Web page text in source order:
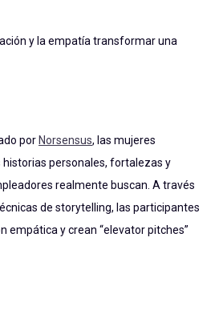
y la empatía transformar una
por Norsensus, las mujeres
personales, fortalezas y
realmente buscan. A través
de storytelling, las participantes
empática y crean “elevator pitches”